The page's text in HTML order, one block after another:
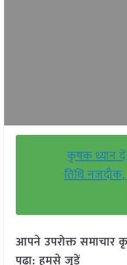
कृषक ध्यान
तिथि
आपने उपरोक्त